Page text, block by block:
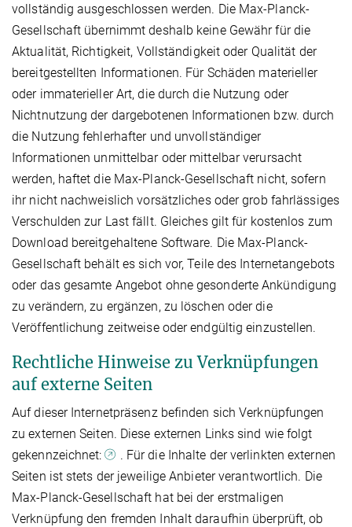
vollständig ausgeschlossen werden. Die Max-Planck-
Gesellschaft übernimmt deshalb keine Gewähr für die
Aktualität, Richtigkeit, Vollständigkeit oder Qualität der
bereitgestellten Informationen. Für Schäden materieller
oder immaterieller Art, die durch die Nutzung oder
Nichtnutzung der dargebotenen Informationen bzw. durch
die Nutzung fehlerhafter und unvollständiger
Informationen unmittelbar oder mittelbar verursacht
werden, haftet die Max-Planck-Gesellschaft nicht, sofern
ihr nicht nachweislich vorsätzliches oder grob fahrlässiges
Verschulden zur Last fällt. Gleiches gilt für kostenlos zum
Download bereitgehaltene Software. Die Max-Planck-
Gesellschaft behält es sich vor, Teile des Internetangebots
oder das gesamte Angebot ohne gesonderte Ankündigung
zu verändern, zu ergänzen, zu löschen oder die
Veröffentlichung zeitweise oder endgültig einzustellen.
Rechtliche Hinweise zu Verknüpfungen
auf externe Seiten
Auf dieser Internetpräsenz befinden sich Verknüpfungen
zu externen Seiten. Diese externen Links sind wie folgt
gekennzeichnet:
. Für die Inhalte der verlinkten externen
Seiten ist stets der jeweilige Anbieter verantwortlich. Die
Max-Planck-Gesellschaft hat bei der erstmaligen
Verknüpfung den fremden Inhalt daraufhin überprüft, ob